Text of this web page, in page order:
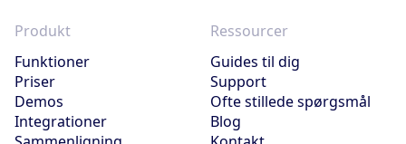
Produkt
Funktioner
Priser
Demos
Integrationer
Ressourcer
Guides til dig
Support
Ofte stillede spørgsmål
Blog